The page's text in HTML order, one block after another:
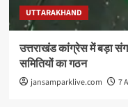
UTTARAKHAND
उत्तराखंड कांग्रेस में बड़ा
समितियों का गठन
jansamparklive.com 7